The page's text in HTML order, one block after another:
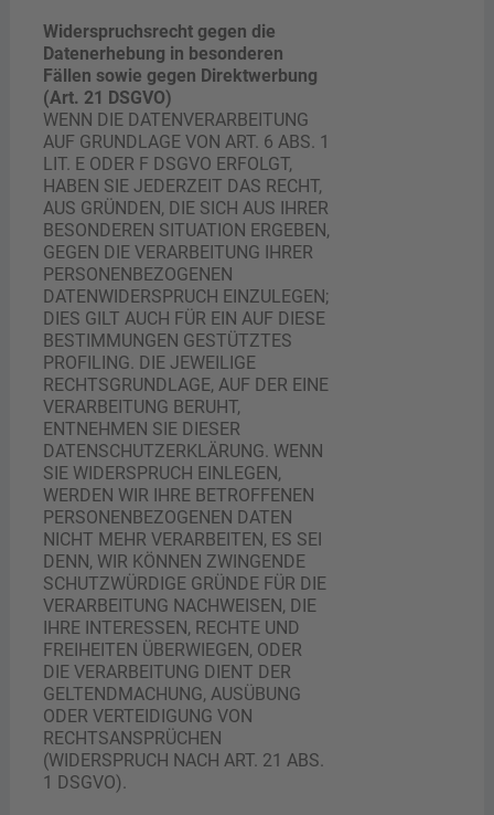
Widerspruchsrecht gegen die
Datenerhebung in besonderen
Fällen sowie gegen Direktwerbung
(Art. 21 DSGVO)
WENN DIE DATENVERARBEITUNG
AUF GRUNDLAGE VON ART. 6 ABS. 1
LIT. E ODER F DSGVO ERFOLGT,
HABEN SIE JEDERZEIT DAS RECHT,
AUS GRÜNDEN, DIE SICH AUS IHRER
BESONDEREN SITUATION ERGEBEN,
GEGEN DIE VERARBEITUNG IHRER
PERSONENBEZOGENEN
DATENWIDERSPRUCH EINZULEGEN;
DIES GILT AUCH FÜR EIN AUF DIESE
BESTIMMUNGEN GESTÜTZTES
PROFILING. DIE JEWEILIGE
RECHTSGRUNDLAGE, AUF DER EINE
VERARBEITUNG BERUHT,
ENTNEHMEN SIE DIESER
DATENSCHUTZERKLÄRUNG. WENN
SIE WIDERSPRUCH EINLEGEN,
WERDEN WIR IHRE BETROFFENEN
PERSONENBEZOGENEN DATEN
NICHT MEHR VERARBEITEN, ES SEI
DENN, WIR KÖNNEN ZWINGENDE
SCHUTZWÜRDIGE GRÜNDE FÜR DIE
VERARBEITUNG NACHWEISEN, DIE
IHRE INTERESSEN, RECHTE UND
FREIHEITEN ÜBERWIEGEN, ODER
DIE VERARBEITUNG DIENT DER
GELTENDMACHUNG, AUSÜBUNG
ODER VERTEIDIGUNG VON
RECHTSANSPRÜCHEN
(WIDERSPRUCH NACH ART. 21 ABS.
1 DSGVO).